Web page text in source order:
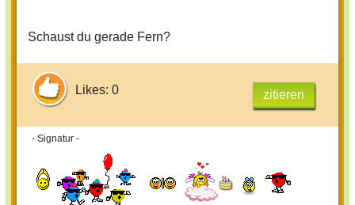
Schaust du gerade Fern?
Likes: 0 zitieren
- Signatur -